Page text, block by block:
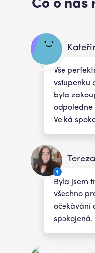
Co o
Vše
vstupenku
byla
odpoledne
Velká
Tereza
Byla jsem
všechno
očekávání
spokojená.